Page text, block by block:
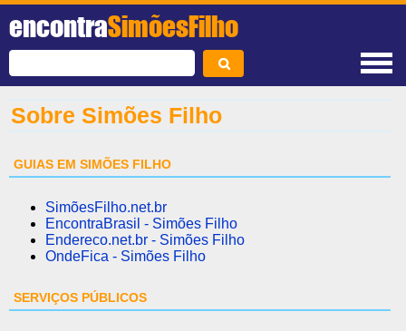
encontraSimõesFilho
Sobre Simões Filho
GUIAS EM SIMÕES FILHO
SimõesFilho.net.br
EncontraBrasil - Simões Filho
Endereco.net.br - Simões Filho
OndeFica - Simões Filho
SERVIÇOS PÚBLICOS